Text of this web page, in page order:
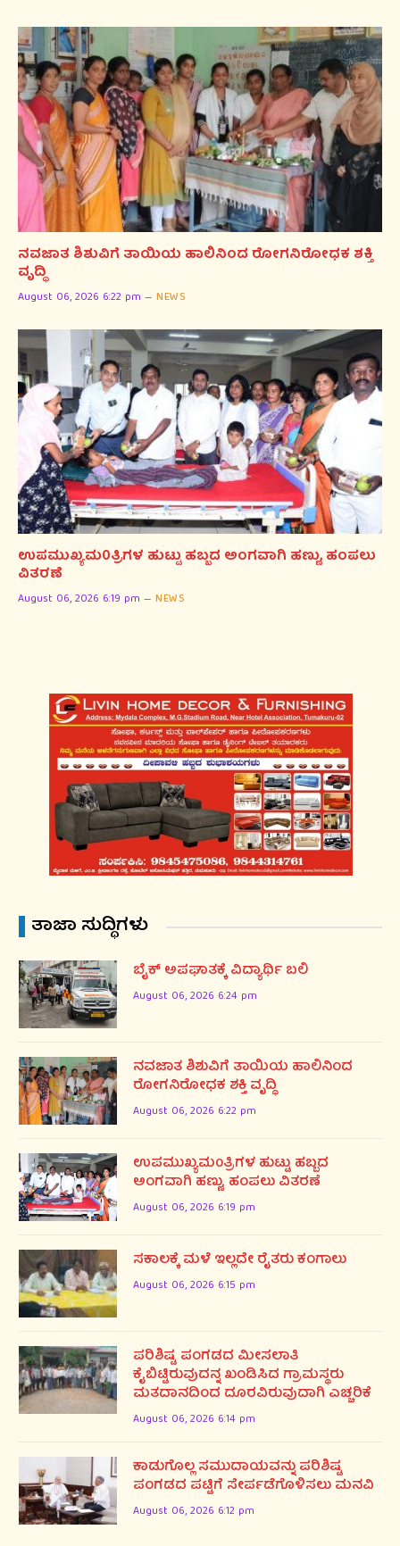
ನವಜಾತ ಶಿಶುವಿಗೆ ತಾಯಿಯ ಹಾಲಿನಿಂದ ರೋಗನಿರೋಧಕ ಶಕ್ತಿ
ವೃದ್ಧಿ
August 06, 2026 6:22 pm NEWS
ಉಪಮುಖ್ಯಮ0ತ್ರಿಗಳ ಹುಟ್ಟು ಹಬ್ಬದ ಅಂಗವಾಗಿ ಹಣ್ಣು, ಹಂಪಲು
ವಿತರಣೆ
August 06, 2026 6:19 pm NEWS
ತಾಜಾ ಸುದ್ಧಿಗಳು
ಬೈಕ್ ಅಪಘಾತಕ್ಕೆ ವಿದ್ಯಾರ್ಥಿ ಬಲಿ
August 06, 2026 6:24 pm
ನವಜಾತ ಶಿಶುವಿಗೆ ತಾಯಿಯ ಹಾಲಿನಿಂದ
ರೋಗನಿರೋಧಕ ಶಕ್ತಿ ವೃದ್ಧಿ
August 06, 2026 6:22 pm
ಉಪಮುಖ್ಯಮ0ತ್ರಿಗಳ ಹುಟ್ಟು ಹಬ್ಬದ
ಅಂಗವಾಗಿ ಹಣ್ಣು, ಹಂಪಲು ವಿತರಣೆ
August 06, 2026 6:19 pm
ಸಕಾಲಕ್ಕೆ ಮಳೆ ಇಲ್ಲದೇ ರೈತರು ಕಂಗಾಲು
August 06, 2026 6:15 pm
ಪರಿಶಿಷ್ಟ ಪಂಗಡದ ಮೀಸಲಾತಿ
ಕೈಬಿಟ್ಟಿರುವುದನ್ನ ಖಂಡಿಸಿದ ಗ್ರಾಮಸ್ಥರು
ಮತದಾನದಿಂದ ದೂರವಿರುವುದಾಗಿ ಎಚ್ಚರಿಕೆ
August 06, 2026 6:14 pm
ಕಾಡುಗೊಲ್ಲ ಸಮುದಾಯವನ್ನು ಪರಿಶಿಷ್ಟ
ಪಂಗಡದ ಪಟ್ಟಿಗೆ ಸೇರ್ಪಡೆಗೊಳಿಸಲು ಮನವಿ
August 06, 2026 6:12 pm